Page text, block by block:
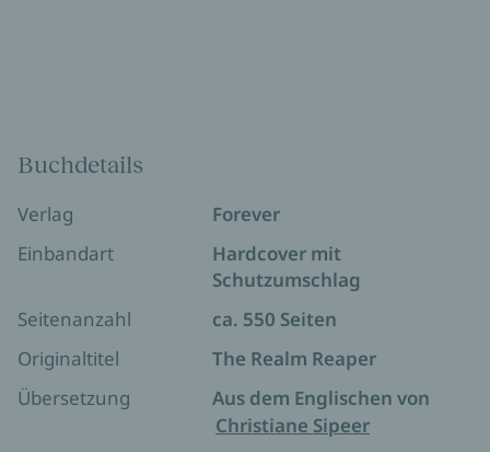
Buchdetails
Verlag
Forever
Einbandart
Hardcover mit
Schutzumschlag
Seitenanzahl
ca. 550 Seiten
Originaltitel
The Realm Reaper
Übersetzung
Aus dem Englischen von
Christiane Sipeer